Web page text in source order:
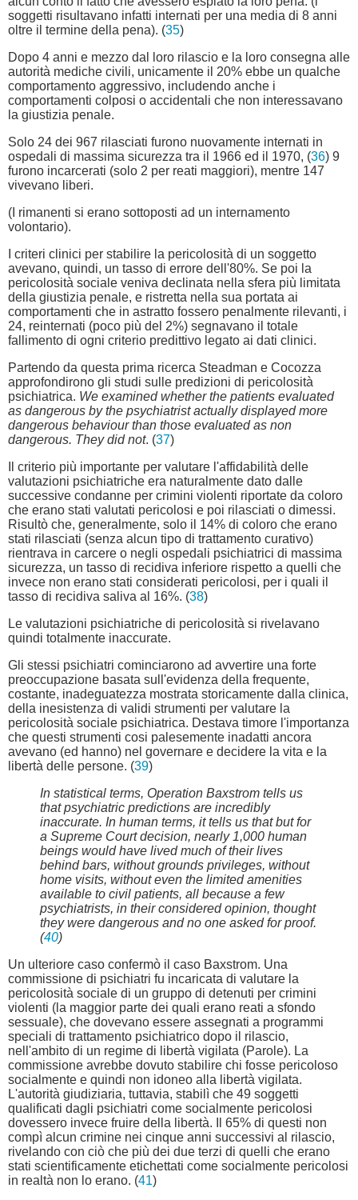
soggetti risultavano infatti internati per una media di 8 anni
oltre il termine della pena). (35)
Dopo 4 anni e mezzo dal loro rilascio e la loro consegna alle
autorità mediche civili, unicamente il 20% ebbe un qualche
comportamento aggressivo, includendo anche i
comportamenti colposi o accidentali che non interessavano
la giustizia penale.
Solo 24 dei 967 rilasciati furono nuovamente internati in
ospedali di massima sicurezza tra il 1966 ed il 1970, (36) 9
furono incarcerati (solo 2 per reati maggiori), mentre 147
vivevano liberi.
(I rimanenti si erano sottoposti ad un internamento
volontario).
I criteri clinici per stabilire la pericolosità di un soggetto
avevano, quindi, un tasso di errore dell'80%. Se poi la
pericolosità sociale veniva declinata nella sfera più limitata
della giustizia penale, e ristretta nella sua portata ai
comportamenti che in astratto fossero penalmente rilevanti, i
24, reinternati (poco più del 2%) segnavano il totale
fallimento di ogni criterio predittivo legato ai dati clinici.
Partendo da questa prima ricerca Steadman e Cocozza
approfondirono gli studi sulle predizioni di pericolosità
psichiatrica. We examined whether the patients evaluated
as dangerous by the psychiatrist actually displayed more
dangerous behaviour than those evaluated as non
dangerous. They did not. (37)
Il criterio più importante per valutare l'affidabilità delle
valutazioni psichiatriche era naturalmente dato dalle
successive condanne per crimini violenti riportate da coloro
che erano stati valutati pericolosi e poi rilasciati o dimessi.
Risultò che, generalmente, solo il 14% di coloro che erano
stati rilasciati (senza alcun tipo di trattamento curativo)
rientrava in carcere o negli ospedali psichiatrici di massima
sicurezza, un tasso di recidiva inferiore rispetto a quelli che
invece non erano stati considerati pericolosi, per i quali il
tasso di recidiva saliva al 16%. (38)
Le valutazioni psichiatriche di pericolosità si rivelavano
quindi totalmente inaccurate.
Gli stessi psichiatri cominciarono ad avvertire una forte
preoccupazione basata sull'evidenza della frequente,
costante, inadeguatezza mostrata storicamente dalla clinica,
della inesistenza di validi strumenti per valutare la
pericolosità sociale psichiatrica. Destava timore l'importanza
che questi strumenti cosi palesemente inadatti ancora
avevano (ed hanno) nel governare e decidere la vita e la
libertà delle persone. (39)
In statistical terms, Operation Baxstrom tells us
that psychiatric predictions are incredibly
inaccurate. In human terms, it tells us that but for
a Supreme Court decision, nearly 1,000 human
beings would have lived much of their lives
behind bars, without grounds privileges, without
home visits, without even the limited amenities
available to civil patients, all because a few
psychiatrists, in their considered opinion, thought
they were dangerous and no one asked for proof.
(40)
Un ulteriore caso confermò il caso Baxstrom. Una
commissione di psichiatri fu incaricata di valutare la
pericolosità sociale di un gruppo di detenuti per crimini
violenti (la maggior parte dei quali erano reati a sfondo
sessuale), che dovevano essere assegnati a programmi
speciali di trattamento psichiatrico dopo il rilascio,
nell'ambito di un regime di libertà vigilata (Parole). La
commissione avrebbe dovuto stabilire chi fosse pericoloso
socialmente e quindi non idoneo alla libertà vigilata.
L'autorità giudiziaria, tuttavia, stabilì che 49 soggetti
qualificati dagli psichiatri come socialmente pericolosi
dovessero invece fruire della libertà. Il 65% di questi non
compì alcun crimine nei cinque anni successivi al rilascio,
rivelando con ciò che più dei due terzi di quelli che erano
stati scientificamente etichettati come socialmente pericolosi
in realtà non lo erano. (41)